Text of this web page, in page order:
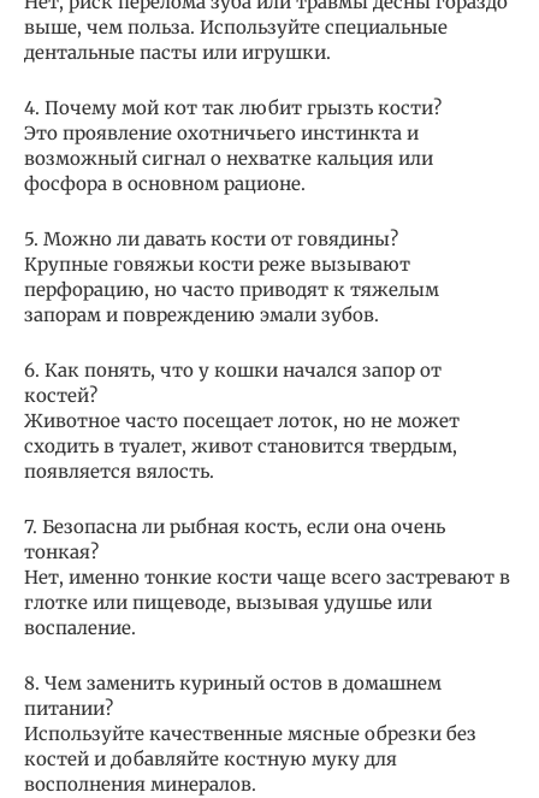
выше, чем польза. Используйте специальные
дентальные пасты или игрушки.
4. Почему мой кот так любит грызть кости?
Это проявление охотничьего инстинкта и
возможный сигнал о нехватке кальция или
фосфора в основном рационе.
5. Можно ли давать кости от говядины?
Крупные говяжьи кости реже вызывают
перфорацию, но часто приводят к тяжелым
запорам и повреждению эмали зубов.
6. Как понять, что у кошки начался запор от
костей?
Животное часто посещает лоток, но не может
сходить в туалет, живот становится твердым,
появляется вялость.
7. Безопасна ли рыбная кость, если она очень
тонкая?
Нет, именно тонкие кости чаще всего застревают в
глотке или пищеводе, вызывая удушье или
воспаление.
8. Чем заменить куриный остов в домашнем
питании?
Используйте качественные мясные обрезки без
костей и добавляйте костную муку для
восполнения минералов.